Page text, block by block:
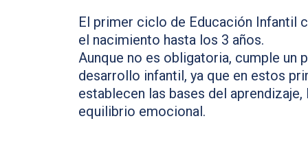
El primer ciclo de Educación Infantil
el nacimiento hasta los 3 años.
Aunque no es obligatoria, cumple un
desarrollo infantil, ya que en estos
establecen las bases del aprendizaje,
equilibrio emocional.